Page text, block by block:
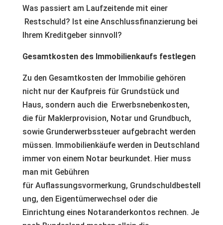
Was passiert am Laufzeitende mit einer
Restschuld? Ist eine Anschlussfinanzierung bei
Ihrem Kreditgeber sinnvoll?
Gesamtkosten des Immobilienkaufs festlegen
Zu den Gesamtkosten der Immobilie gehören
nicht nur der Kaufpreis für Grundstück und
Haus, sondern auch die Erwerbsnebenkosten,
die für Maklerprovision, Notar und Grundbuch,
sowie Grunderwerbssteuer aufgebracht werden
müssen. Immobilienkäufe werden in Deutschland
immer von einem Notar beurkundet. Hier muss
man mit Gebühren
für Auflassungsvormerkung, Grundschuldbestell
ung, den Eigentümerwechsel oder die
Einrichtung eines Notaranderkontos rechnen. Je